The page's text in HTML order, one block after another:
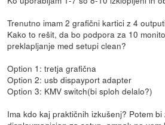
Trenutno imam 2 grafični kartici z 4
Kako to rešit, da bo podpora za 10
preklapljanje med setupi clean?
Option 1: tretja grafična
Option 2: usb dispayport adapter
Option 3: KMV switch(bi sploh delalo?)
Ima kdo kaj praktičnih izkušenj? Potem